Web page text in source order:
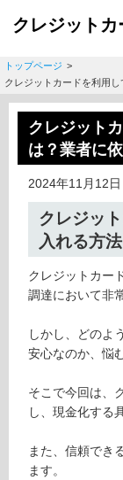
クレジットカ
トップページ >
クレジットカードを利用
クレジット
は？業者に
2024年11月12
クレジッ
入れる方法
クレジットカー
調達において非
しかし、どのよ
安心なのか、悩
そこで今回は、
し、現金化する
また、信頼でき
ます。